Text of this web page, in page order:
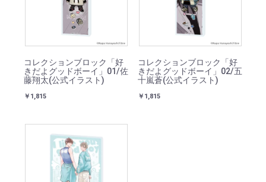
コレクションブロック「好
きだよグッドボーイ」01/佐
藤翔太(公式イラスト)
￥1,815
コレクションブロック「好
きだよグッドボーイ」02/五
十嵐蒼(公式イラスト)
￥1,815